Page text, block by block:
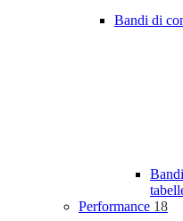
Bandi di
Performance 18